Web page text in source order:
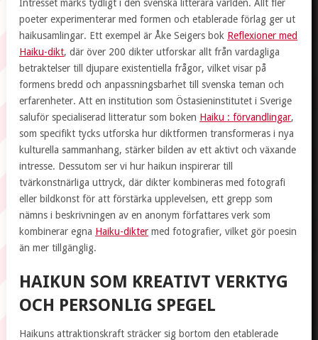
Intresset märks tydligt i den svenska litterära världen. Allt fler
poeter experimenterar med formen och etablerade förlag ger ut
haikusamlingar. Ett exempel är Åke Seigers bok Reflexioner med
Haiku-dikt, där över 200 dikter utforskar allt från vardagliga
betraktelser till djupare existentiella frågor, vilket visar på
formens bredd och anpassningsbarhet till svenska teman och
erfarenheter. Att en institution som Östasieninstitutet i Sverige
saluför specialiserad litteratur som boken Haiku : förvandlingar,
som specifikt tycks utforska hur diktformen transformeras i nya
kulturella sammanhang, stärker bilden av ett aktivt och växande
intresse. Dessutom ser vi hur haikun inspirerar till
tvärkonstnärliga uttryck, där dikter kombineras med fotografi
eller bildkonst för att förstärka upplevelsen, ett grepp som
nämns i beskrivningen av en anonym författares verk som
kombinerar egna Haiku-dikter med fotografier, vilket gör poesin
än mer tillgänglig.
HAIKUN SOM KREATIVT VERKTYG
OCH PERSONLIG SPEGEL
Haikuns attraktionskraft sträcker sig bortom den etablerade